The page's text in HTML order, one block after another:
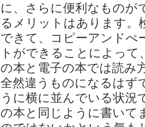
に、さらに便利なものが
るメリットはあります。
できて、コピーアンドぺ
トができることによって
の本と電子の本では読み
全然違うものになるはず
うに横に並んでいる状況
の本と同じように書いて